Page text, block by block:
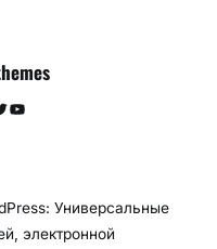
YouTube
Универсальные
электронной